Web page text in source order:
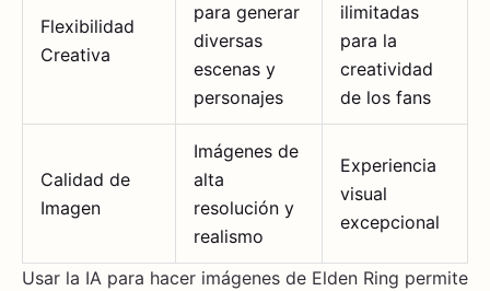
Flexibilidad
Creativa
para generar
diversas
escenas y
personajes
ilimitadas
para la
creatividad
de los fans
Calidad de
Imagen
Imágenes de
alta
resolución y
realismo
Experiencia
visual
excepcional
Usar la IA para hacer imágenes de Elden Ring permite